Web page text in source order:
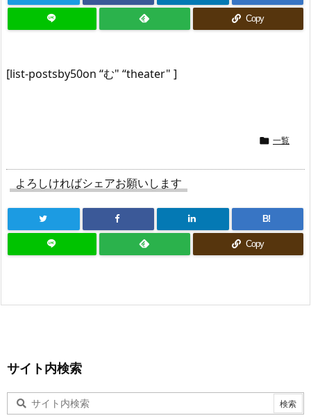
Copy
[list-postsby50on “む" “theater" ]
 一覧
よろしければシェアお願いします
B!
Copy
サイト内検索